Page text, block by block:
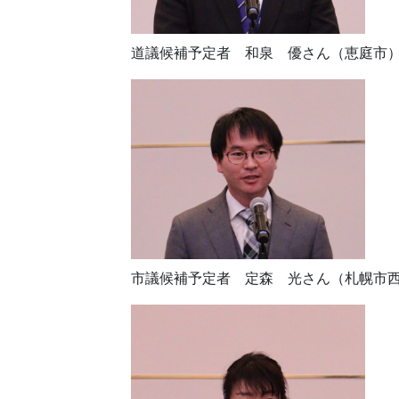
道議候補予定者 和泉 優さん（恵庭市）
市議候補予定者 定森 光さん（札幌市西